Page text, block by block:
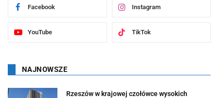
Facebook Instagram
YouTube TikTok
NAJNOWSZE
Rzeszów w krajowej czołówce wysokich